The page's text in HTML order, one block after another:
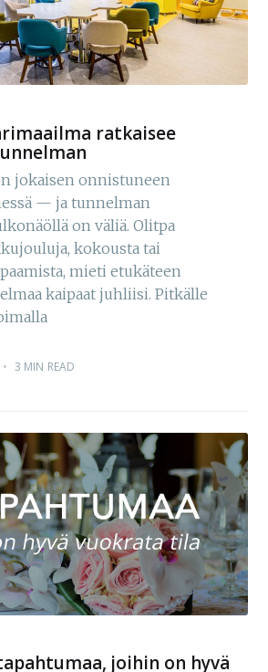
ratkaisee
jokaisen onnistuneen
— ja tunnelman
on väliä. Olitpa
kokousta tai
mieti etukäteen
kaipaat juhliisi. Pitkälle
• 3 MIN READ
joihin on hyvä